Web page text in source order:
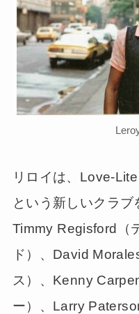
リロイは、Love-
という新しいクラ
Timmy Regisford（
ド）、David
ス）、Kenny
ー）、Larry